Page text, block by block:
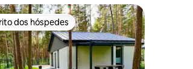
dos hóspedes
dos hóspedes